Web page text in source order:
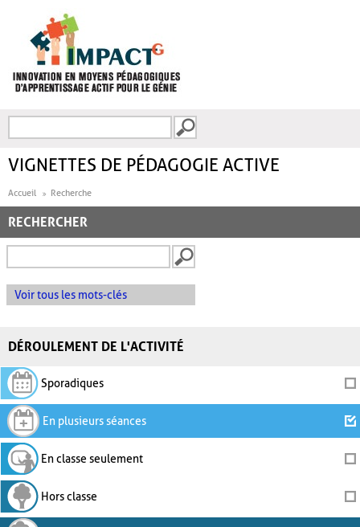
FORMULAIRE DE
VIGNETTES DE PÉDAGOGIE ACTIVE
Accueil Recherche
RECHERCHER
Voir tous les mots-clés
DÉROULEMENT DE L'ACTIVITÉ
Sporadiques
En plusieurs séances
En classe seulement
Hors classe